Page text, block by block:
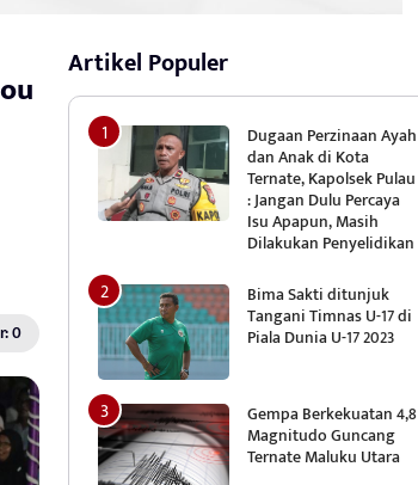
0
Artikel Populer
Dugaan Perzinaan Ayah
dan Anak di Kota
Ternate, Kapolsek Pulau
: Jangan Dulu Percaya
Isu Apapun, Masih
Dilakukan Penyelidikan
Bima Sakti ditunjuk
Tangani Timnas U-17 di
Piala Dunia U-17 2023
Gempa Berkekuatan 4,8
Magnitudo Guncang
Ternate Maluku Utara